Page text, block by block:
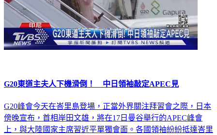
G20東道主夫人下機滑倒！ 中日領袖敲定APEC見
G20峰會今天在峇里島登場，正當外界關注拜習會之際，日本
傍晚宣布，首相岸田文雄，將在17日曼谷舉行的APEC峰會
上，與大陸國家主席習近平單獨會面。各國領袖紛紛抵達峇里